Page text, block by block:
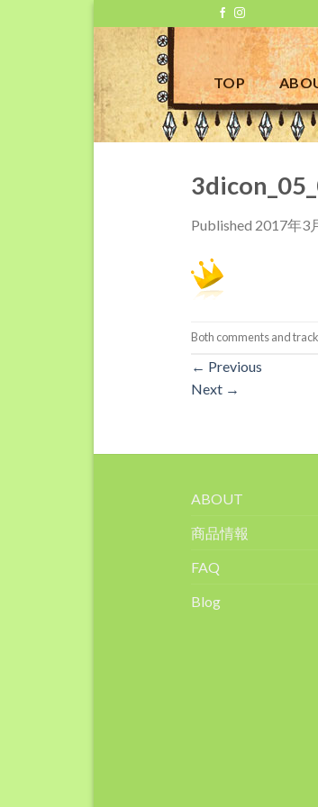
content
TOP
Published 2017年3
Both comments and
← Previous
Next →
ABOUT
商品情報
FAQ
Blog